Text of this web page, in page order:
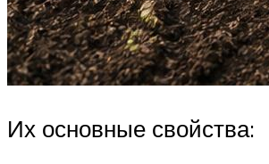
Их основные свойства: